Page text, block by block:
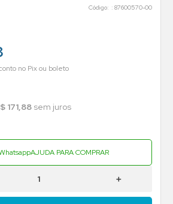
: 87600570-00
no Pix ou boleto
171,88 sem juros
AJUDA PARA COMPRAR
＋